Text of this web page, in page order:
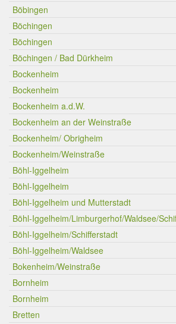
Böbingen
Böchingen
Böchingen
Böchingen / Bad Dürkheim
Bockenheim
Bockenheim
Bockenheim a.d.W.
Bockenheim an der Weinstraße
Bockenheim/ Obrigheim
Bockenheim/Weinstraße
Böhl-Iggelheim
Böhl-Iggelheim
Böhl-Iggelheim und Mutterstadt
Böhl-Iggelheim/Limburgerhof/Waldsee/
Böhl-Iggelheim/Schifferstadt
Böhl-Iggelheim/Waldsee
Bokenheim/Weinstraße
Bornheim
Bornheim
Bretten